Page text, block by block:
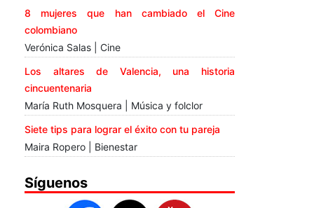
8 mujeres que han cambiado el Cine
colombiano
Verónica Salas | Cine
Los altares de Valencia, una historia
cincuentenaria
María Ruth Mosquera | Música y folclor
Siete tips para lograr el éxito con tu pareja
Maira Ropero | Bienestar
Síguenos